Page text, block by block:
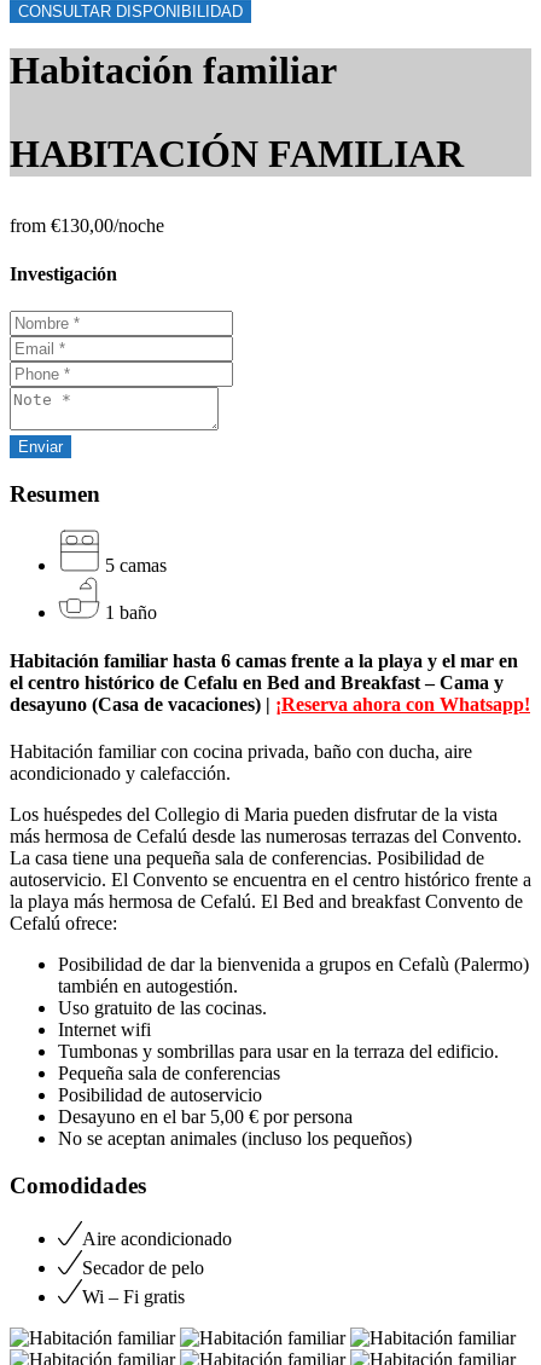
CONSULTAR DISPONIBILIDAD
Habitación familiar
HABITACIÓN FAMILIAR
from €130,00/noche
Investigación
Resumen
5 camas
1 baño
Habitación familiar hasta 6 camas frente a la playa y el mar en
el centro histórico de Cefalu en Bed and Breakfast – Cama y
desayuno (Casa de vacaciones) | ¡Reserva ahora con Whatsapp!
Habitación familiar con cocina privada, baño con ducha, aire
acondicionado y calefacción.
Los huéspedes del Collegio di Maria pueden disfrutar de la vista
más hermosa de Cefalú desde las numerosas terrazas del Convento.
La casa tiene una pequeña sala de conferencias. Posibilidad de
autoservicio. El Convento se encuentra en el centro histórico frente a
la playa más hermosa de Cefalú. El Bed and breakfast Convento de
Cefalú ofrece:
Posibilidad de dar la bienvenida a grupos en Cefalù (Palermo)
también en autogestión.
Uso gratuito de las cocinas.
Internet wifi
Tumbonas y sombrillas para usar en la terraza del edificio.
Pequeña sala de conferencias
Posibilidad de autoservicio
Desayuno en el bar 5,00 € por persona
No se aceptan animales (incluso los pequeños)
Comodidades
Aire acondicionado
Secador de pelo
Wi – Fi gratis